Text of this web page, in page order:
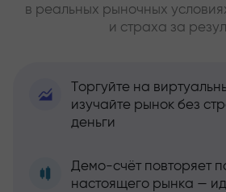
в реальных рыночных
и страха за
Торгуйте на
изучайте рынок без
деньги
Демо-счёт повторяет
настоящего рынка —